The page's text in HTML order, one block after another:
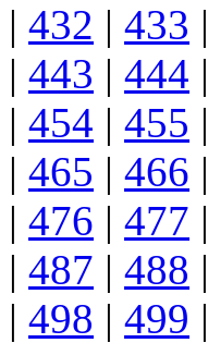
| 432 | 433 |
| 443 | 444 |
| 454 | 455 |
| 465 | 466 |
| 476 | 477 |
| 487 | 488 |
| 498 | 499 |